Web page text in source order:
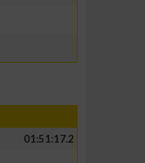
01:51:17.2